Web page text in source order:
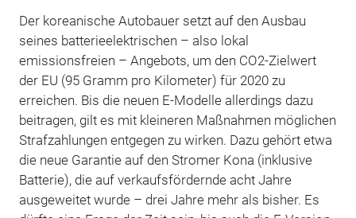
Der koreanische Autobauer setzt auf den Ausbau
seines batterieelektrischen – also lokal
emissionsfreien – Angebots, um den CO2-Zielwert
der EU (95 Gramm pro Kilometer) für 2020 zu
erreichen. Bis die neuen E-Modelle allerdings dazu
beitragen, gilt es mit kleineren Maßnahmen möglichen
Strafzahlungen entgegen zu wirken. Dazu gehört etwa
die neue Garantie auf den Stromer Kona (inklusive
Batterie), die auf verkaufsfördernde acht Jahre
ausgeweitet wurde – drei Jahre mehr als bisher. Es